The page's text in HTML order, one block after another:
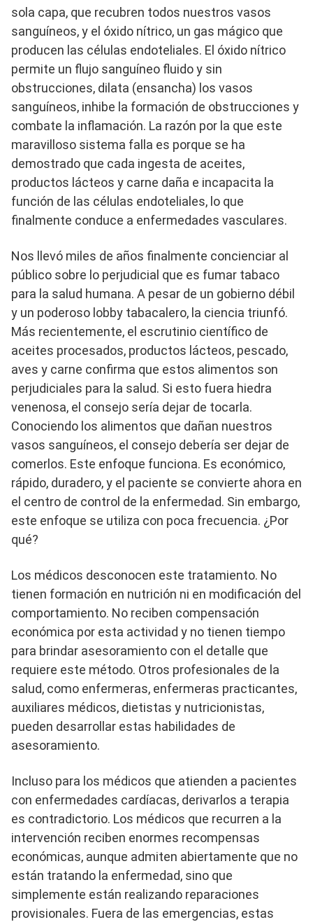
sola capa, que recubren todos nuestros vasos
sanguíneos, y el óxido nítrico, un gas mágico que
producen las células endoteliales. El óxido nítrico
permite un flujo sanguíneo fluido y sin
obstrucciones, dilata (ensancha) los vasos
sanguíneos, inhibe la formación de obstrucciones y
combate la inflamación. La razón por la que este
maravilloso sistema falla es porque se ha
demostrado que cada ingesta de aceites,
productos lácteos y carne daña e incapacita la
función de las células endoteliales, lo que
finalmente conduce a enfermedades vasculares.
Nos llevó miles de años finalmente concienciar al
público sobre lo perjudicial que es fumar tabaco
para la salud humana. A pesar de un gobierno débil
y un poderoso lobby tabacalero, la ciencia triunfó.
Más recientemente, el escrutinio científico de
aceites procesados, productos lácteos, pescado,
aves y carne confirma que estos alimentos son
perjudiciales para la salud. Si esto fuera hiedra
venenosa, el consejo sería dejar de tocarla.
Conociendo los alimentos que dañan nuestros
vasos sanguíneos, el consejo debería ser dejar de
comerlos. Este enfoque funciona. Es económico,
rápido, duradero, y el paciente se convierte ahora en
el centro de control de la enfermedad. Sin embargo,
este enfoque se utiliza con poca frecuencia. ¿Por
qué?
Los médicos desconocen este tratamiento. No
tienen formación en nutrición ni en modificación del
comportamiento. No reciben compensación
económica por esta actividad y no tienen tiempo
para brindar asesoramiento con el detalle que
requiere este método. Otros profesionales de la
salud, como enfermeras, enfermeras practicantes,
auxiliares médicos, dietistas y nutricionistas,
pueden desarrollar estas habilidades de
asesoramiento.
Incluso para los médicos que atienden a pacientes
con enfermedades cardíacas, derivarlos a terapia
es contradictorio. Los médicos que recurren a la
intervención reciben enormes recompensas
económicas, aunque admiten abiertamente que no
están tratando la enfermedad, sino que
simplemente están realizando reparaciones
provisionales. Fuera de las emergencias, estas